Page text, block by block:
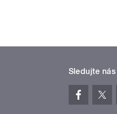
Sledujte nás